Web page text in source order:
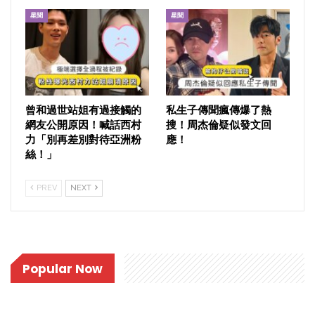
星聞
曾和過世站姐有過接觸的
網友公開原因！喊話西村
力「別再差別對待亞洲粉
絲！」
星聞
私生子傳聞瘋傳爆了熱
搜！周杰倫疑似發文回
應！
PREV NEXT
Popular Now